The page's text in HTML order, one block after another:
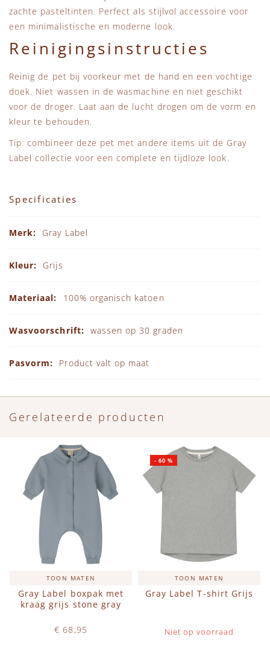
zachte pasteltinten. Perfect als stijlvol accessoire voor
een minimalistische en moderne look.
Reinigingsinstructies
Reinig de pet bij voorkeur met de hand en een vochtige
doek. Niet wassen in de wasmachine en niet geschikt
voor de droger. Laat aan de lucht drogen om de vorm en
kleur te behouden.
Tip: combineer deze pet met andere items uit de Gray
Label collectie voor een complete en tijdloze look.
Specificaties
Gray Label
Grijs
100% organisch katoen
wassen op 30 graden
Product valt op maat
Gerelateerde producten
TOON MATEN
Gray Label boxpak met
kraag grijs stone gray
€ 68,95
TOON MATEN
Gray Label T-shirt Grijs
Niet op voorraad
-60 %